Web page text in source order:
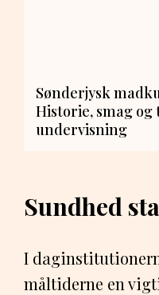
Sønderjysk
Historie, smag
undervisning
Sundhed
I
måltiderne en